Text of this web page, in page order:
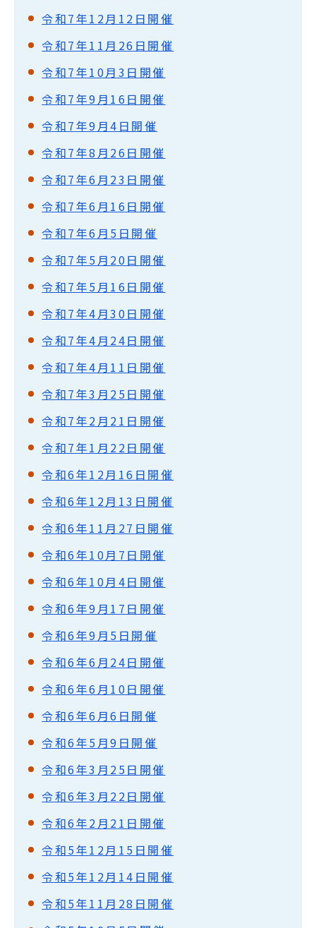
令和7年12月12日開催
令和7年11月26日開催
令和7年10月3日開催
令和7年9月16日開催
令和7年9月4日開催
令和7年8月26日開催
令和7年6月23日開催
令和7年6月16日開催
令和7年6月5日開催
令和7年5月20日開催
令和7年5月16日開催
令和7年4月30日開催
令和7年4月24日開催
令和7年4月11日開催
令和7年3月25日開催
令和7年2月21日開催
令和7年1月22日開催
令和6年12月16日開催
令和6年12月13日開催
令和6年11月27日開催
令和6年10月7日開催
令和6年10月4日開催
令和6年9月17日開催
令和6年9月5日開催
令和6年6月24日開催
令和6年6月10日開催
令和6年6月6日開催
令和6年5月9日開催
令和6年3月25日開催
令和6年3月22日開催
令和6年2月21日開催
令和5年12月15日開催
令和5年12月14日開催
令和5年11月28日開催